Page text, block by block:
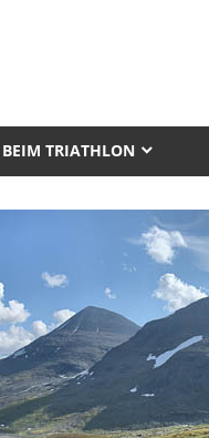
BEIM TRIATHLON